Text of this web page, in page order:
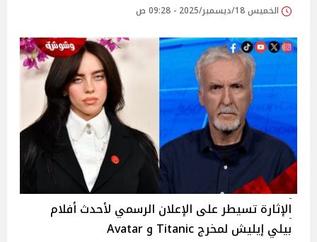
الخميس 18/ديسمبر/2025 - 09:28 ص
الإثارة تسيطر على الإعلان الرسمي لأحدث أفلام
بيلي إيليش لمخرج Titanic و Avatar